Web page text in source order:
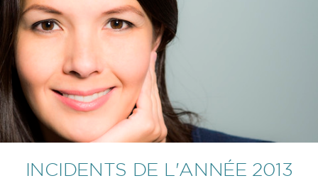
Image par défaut
INCIDENTS DE L'ANNÉE 2013